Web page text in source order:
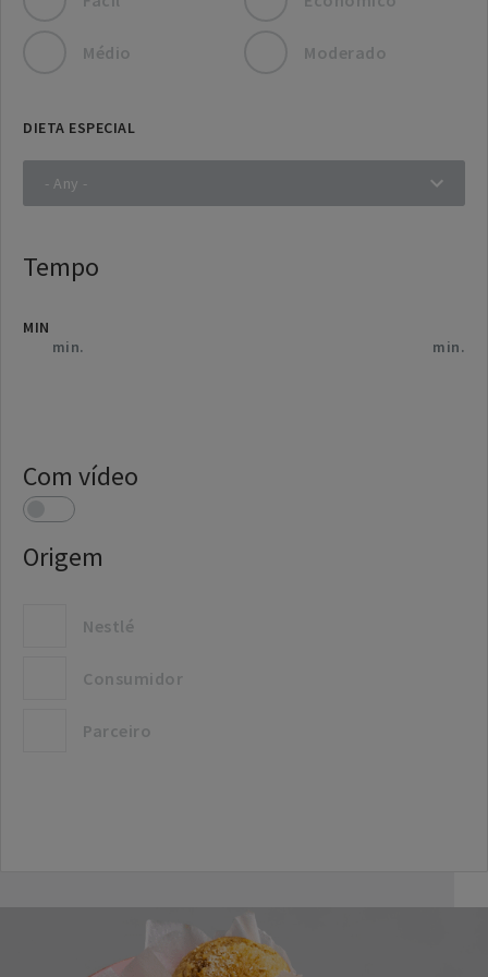
Médio Moderado
DIETA ESPECIAL
Tempo
MIN
Com vídeo
Origem
Nestlé
Consumidor
Parceiro